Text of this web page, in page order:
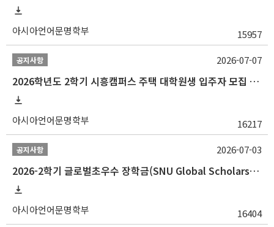
아시아언어문명학부 15957
공지사항
2026학년도 2학기 시흥캠퍼스 주택 대학원생 입주자 모집 안내
아시아언어문명학부 16217
2026-07-07
공지사항
2026-2학기 글로벌초우수 장학금(SNU Global Scholarship, GS) 신청 안내(~7/12 23:00)
아시아언어문명학부 16404
2026-07-03